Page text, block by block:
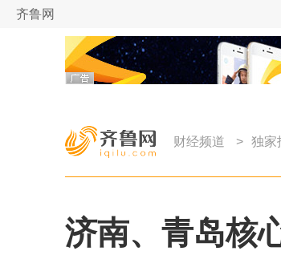
齐鲁网
财经频道 > 独家
济南、青岛核